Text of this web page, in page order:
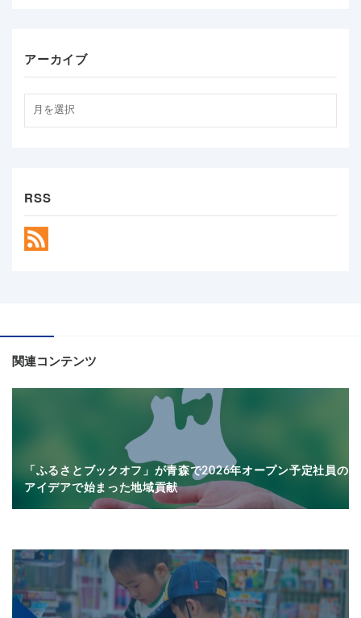
アーカイブ
RSS
関連コンテンツ
「ふるさとブックオフ」が青森で2026年オープン予定社員の
アイデアで始まった地域貢献